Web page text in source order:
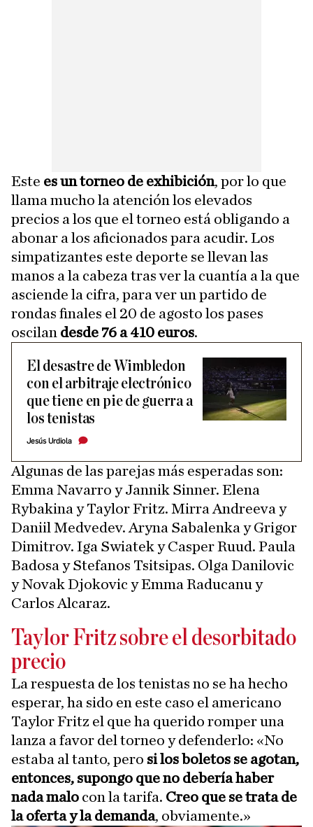
Este es un torneo de exhibición, por lo que
llama mucho la atención los elevados
precios a los que el torneo está obligando a
abonar a los aficionados para acudir. Los
simpatizantes este deporte se llevan las
manos a la cabeza tras ver la cuantía a la que
asciende la cifra, para ver un partido de
rondas finales el 20 de agosto los pases
oscilan desde 76 a 410 euros.
El desastre de Wimbledon
con el arbitraje electrónico
que tiene en pie de guerra a
los tenistas
Jesús Urdiola
Algunas de las parejas más esperadas son:
Emma Navarro y Jannik Sinner. Elena
Rybakina y Taylor Fritz. Mirra Andreeva y
Daniil Medvedev. Aryna Sabalenka y Grigor
Dimitrov. Iga Swiatek y Casper Ruud. Paula
Badosa y Stefanos Tsitsipas. Olga Danilovic
y Novak Djokovic y Emma Raducanu y
Carlos Alcaraz.
Taylor Fritz sobre el desorbitado
precio
La respuesta de los tenistas no se ha hecho
esperar, ha sido en este caso el americano
Taylor Fritz el que ha querido romper una
lanza a favor del torneo y defenderlo: «No
estaba al tanto, pero si los boletos se agotan,
entonces, supongo que no debería haber
nada malo con la tarifa. Creo que se trata de
la oferta y la demanda, obviamente.»